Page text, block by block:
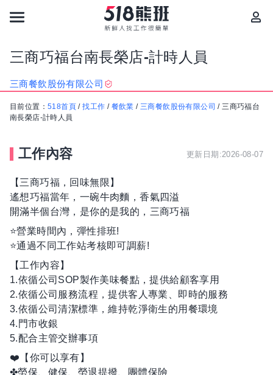
三商巧福台南長榮店-計時人員
三商餐飲股份有限公司
目前位置： 518首頁 /找工作 / 餐飲業 /三商餐飲股份有限公司 /三商巧福台
南長榮店-計時人員
工作內容 更新日期:2026-08-07
【三商巧福，回味無限】
遙想巧福當年，一碗牛肉麵，香氣四溢
開滿半個台灣，是你的是我的，三商巧福
⭐️營業時間內，彈性排班!
⭐️通過不同工作站考核即可調薪!
【工作內容】
1.依循公司SOP製作美味餐點，提供給顧客享用
2.依循公司服務流程，提供客人專業、即時的服務
3.依循公司清潔標準，維持乾淨衛生的用餐環境
4.門市收銀
5.配合主管交辦事項
❤️【你可以享有】
✤勞保、健保、勞退提撥、團體保險